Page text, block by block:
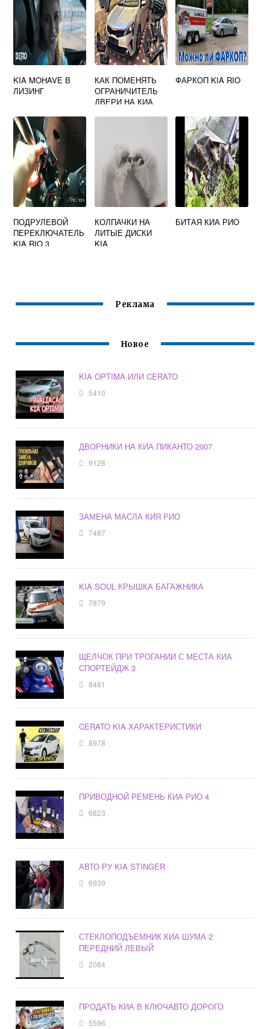
KIA MOHAVE В
ЛИЗИНГ
КАК ПОМЕНЯТЬ
ОГРАНИЧИТЕЛЬ
ДВЕРИ НА КИА
ФАРКОП KIA RIO
ПОДРУЛЕВОЙ
ПЕРЕКЛЮЧАТЕЛЬ
KIA RIO 3
КОЛПАЧКИ НА
ЛИТЫЕ ДИСКИ
KIA
БИТАЯ КИА РИО
Реклама
Новое
KIA OPTIMA ИЛИ CERATO
5410
ДВОРНИКИ НА КИА ПИКАНТО 2007
9128
ЗАМЕНА МАСЛА КИЯ РИО
7487
KIA SOUL КРЫШКА БАГАЖНИКА
7879
ЩЕЛЧОК ПРИ ТРОГАНИИ С МЕСТА КИА
СПОРТЕЙДЖ 3
8481
CERATO KIA ХАРАКТЕРИСТИКИ
8978
ПРИВОДНОЙ РЕМЕНЬ КИА РИО 4
6823
АВТО РУ KIA STINGER
6939
СТЕКЛОПОДЪЕМНИК КИА ШУМА 2
ПЕРЕДНИЙ ЛЕВЫЙ
2084
ПРОДАТЬ КИА В КЛЮЧАВТО ДОРОГО
5596